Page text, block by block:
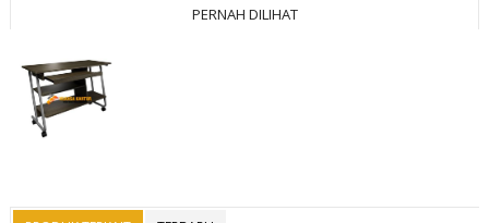
PERNAH DILIHAT